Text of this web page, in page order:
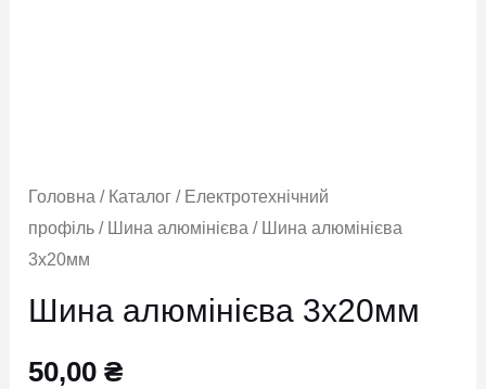
Головна / Каталог / Електротехнічний
профіль / Шина алюмінієва / Шина алюмінієва
3х20мм
Шина алюмінієва 3х20мм
50,00₴